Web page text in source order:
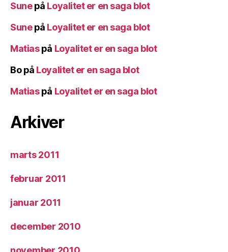
Sunepå Loyalitet er en saga blot
Sunepå Loyalitet er en saga blot
Matiaspå Loyalitet er en saga blot
Bopå Loyalitet er en saga blot
Matiaspå Loyalitet er en saga blot
Arkiver
marts 2011
februar 2011
januar 2011
december 2010